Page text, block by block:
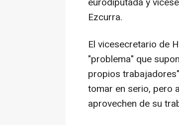
Ezcurra.
El vicesecretario de
"problema" que
propios
tomar en serio, pero
aprovechen de su